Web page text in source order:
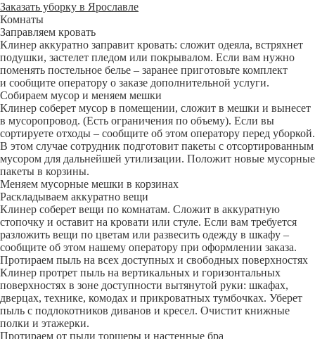
Заказать уборку в Ярославле
Комнаты
Заправляем кровать
Клинер аккуратно заправит кровать: сложит одеяла, встряхнет
подушки, застелет пледом или покрывалом. Если вам нужно
поменять постельное белье – заранее приготовьте комплект
и сообщите оператору о заказе дополнительной услуги.
Собираем мусор и меняем мешки
Клинер соберет мусор в помещении, сложит в мешки и вынесет
в мусоропровод. (Есть ограничения по объему). Если вы
сортируете отходы – сообщите об этом оператору перед уборкой.
В этом случае сотрудник подготовит пакеты с отсортированным
мусором для дальнейшей утилизации. Положит новые мусорные
пакеты в корзины.
Меняем мусорные мешки в корзинах
Раскладываем аккуратно вещи
Клинер соберет вещи по комнатам. Сложит в аккуратную
стопочку и оставит на кровати или стуле. Если вам требуется
разложить вещи по цветам или развесить одежду в шкафу –
сообщите об этом нашему оператору при оформлении заказа.
Протираем пыль на всех доступных и свободных поверхностях
Клинер протрет пыль на вертикальных и горизонтальных
поверхностях в зоне доступности вытянутой руки: шкафах,
дверцах, технике, комодах и прикроватных тумбочках. Уберет
пыль с подлокотников диванов и кресел. Очистит книжные
полки и этажерки.
Протираем от пыли торшеры и настенные бра